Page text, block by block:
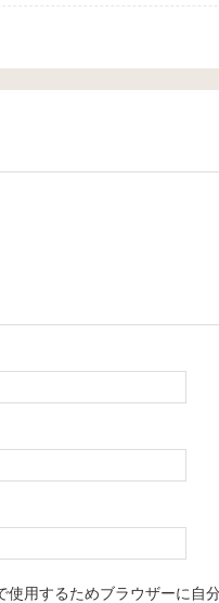
使用するためブラウザーに自